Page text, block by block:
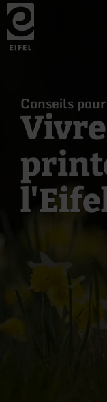
Retour
à
la
page
d'accueil
Conseils